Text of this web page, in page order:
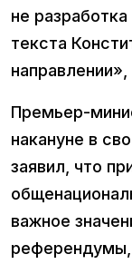
не
текста
Премьер-
накануне в
заявил, что
важное
референдумы,